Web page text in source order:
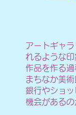
アートギャ
れるような
作品を作る過
まちなか美
銀行やショ
機会があるの